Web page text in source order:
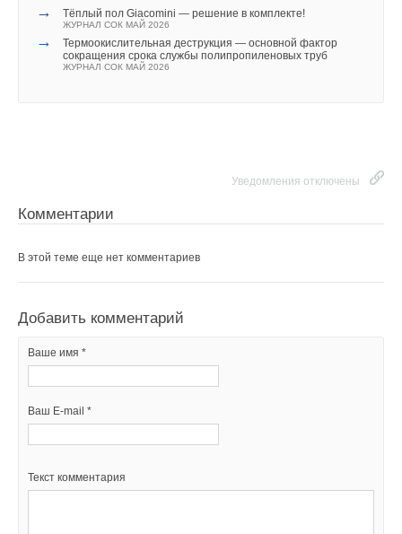
→ Тёплый пол Giacomini — решение в комплекте!
ЖУРНАЛ СОК МАЙ 2026
→
Термоокислительная деструкция — основной фактор
сокращения срока службы полипропиленовых труб
ЖУРНАЛ СОК МАЙ 2026
Уведомления отключены
Комментарии
В этой теме еще нет комментариев
Добавить комментарий
Ваше имя *
Ваш E-mail *
Текст комментария